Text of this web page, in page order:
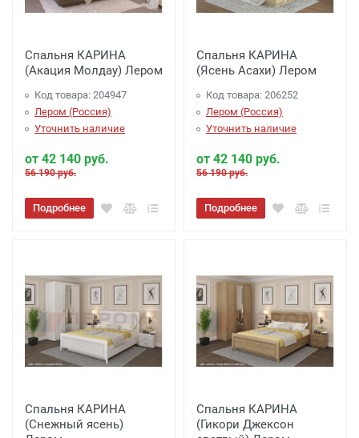
Спальня КАРИНА
(Акация Молдау) Лером
Код товара: 204947
Лером (Россия)
Уточнить наличие
от 42 140 руб.
56 190 руб.
Подробнее
Спальня КАРИНА
(Ясень Асахи) Лером
Код товара: 206252
Лером (Россия)
Уточнить наличие
от 42 140 руб.
56 190 руб.
Подробнее
Спальня КАРИНА
(Снежный ясень)
Спальня КАРИНА
(Гикори Джексон